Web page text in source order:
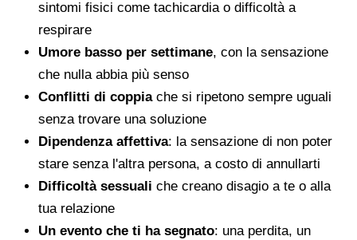
sintomi fisici come tachicardia o difficoltà a
respirare
Umore basso per settimane, con la sensazione
che nulla abbia più senso
Conflitti di coppiache si ripetono sempre uguali
senza trovare una soluzione
Dipendenza affettiva: la sensazione di non poter
stare senza l'altra persona, a costo di annullarti
Difficoltà sessuali che creano disagio a te o alla
tua relazione
Un evento che ti ha segnato: una perdita, un